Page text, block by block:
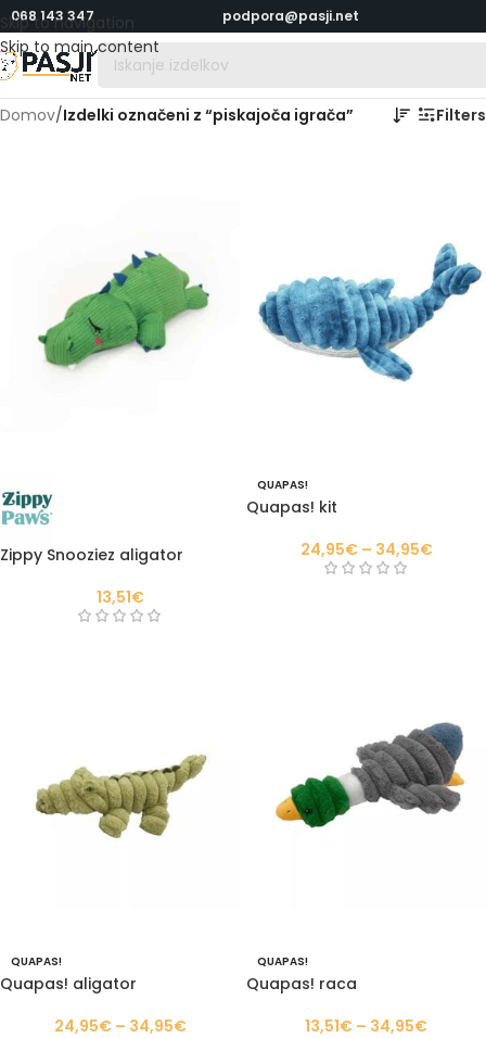
Skip to navigation
Skip to main content
068 143 347 podpora@pasji.net
Domov/Izdelki označeni z “piskajoča igrača” Filters
Zippy Snooziez aligator
13,51€
QUAPAS!
Quapas! kit
24,95€ – 34,95€
QUAPAS!
Quapas! aligator
24,95€ – 34,95€
QUAPAS!
Quapas! raca
13,51€ – 34,95€